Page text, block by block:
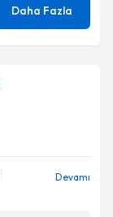
Daha Fazla
Devamı